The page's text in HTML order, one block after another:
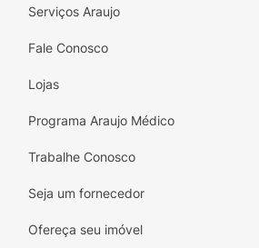
Serviços Araujo
Fale Conosco
Lojas
Programa Araujo Médico
Trabalhe Conosco
Seja um fornecedor
Ofereça seu imóvel